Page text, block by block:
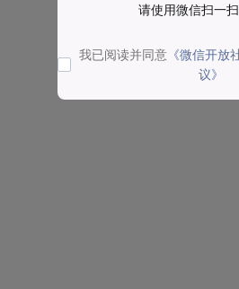
请使用微信扫一
我已阅读并同意 《微信开放
议》